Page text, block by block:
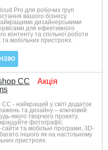
Pro для робочих груп
вашого бізнесу.
дизайнерськими
для ефективного
контенту та спільної роботи
та мобільних пристроях.
CC
Акція
- найкращий у світі додаток
та дизайну – ключовий
якого творчого проекту.
фотографії,
та мобільні програми, 3D-
іншого як на настільному
пристроях.